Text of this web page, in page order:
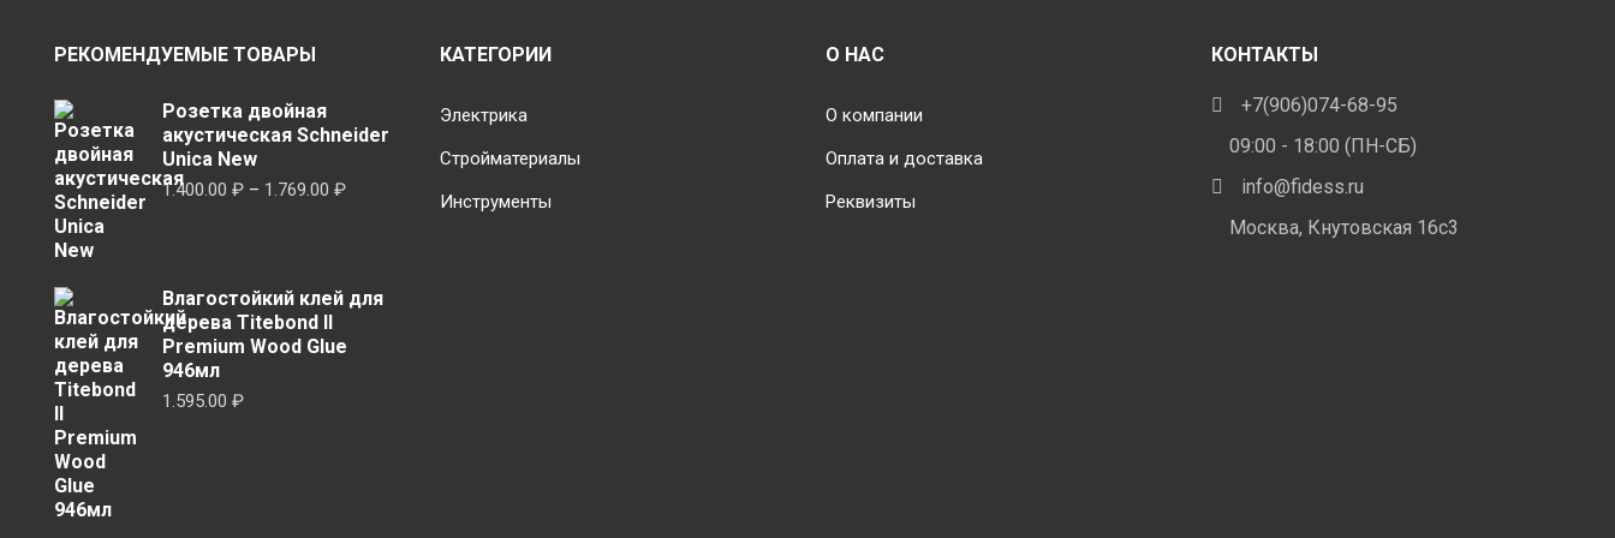
РЕКОМЕНДУЕМЫЕ ТОВАРЫ
Розетка двойная
акустическая Schneider
Unica New
1.400.00 ₽ – 1.769.00 ₽Диапазон
1.769.00 ₽
Влагостойкий клей для
дерева Titebond II
Premium Wood Glue
946мл
1.595.00 ₽
КАТЕГОРИИ
Электрика
Стройматериалы
Инструменты
О НАС
О компании
Оплата и доставка
Реквизиты
КОНТАКТЫ
+7(906)074-68-95
09:00 - 18:00 (ПН-СБ)
info@fidess.ru
Москва, Кнутовская 16с3